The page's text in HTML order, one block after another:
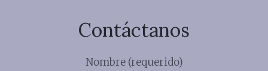
Contáctanos
Nombre (requerido)